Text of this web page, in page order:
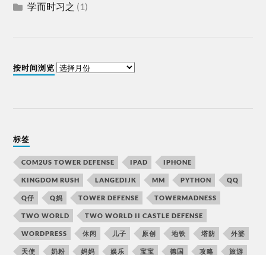
学而时习之 (1)
按时间浏览
标签
COM2US TOWER DEFENSE IPAD IPHONE
KINGDOM RUSH LANGEDIJK MM PYTHON QQ
Q仔 Q妈 TOWER DEFENSE TOWERMADNESS
TWO WORLD TWO WORLD II CASTLE DEFENSE
WORDPRESS 休闲 儿子 原创 地铁 塔防 外婆
天使 奶粉 妈妈 娱乐 宝宝 德国 攻略 旅游